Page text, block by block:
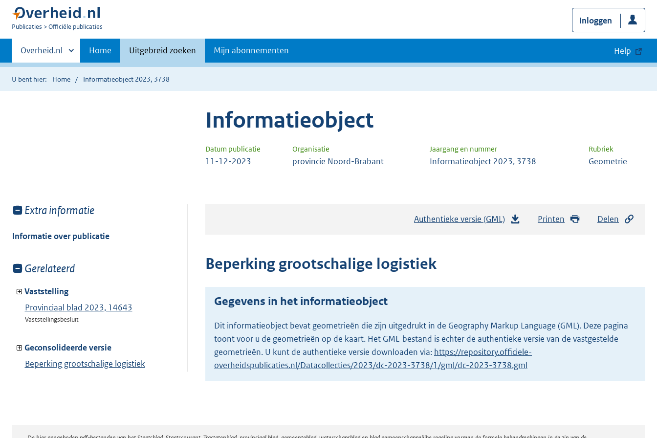
U
Publicaties Officiële publicaties
Inloggen
Primaire
navigatie
Andere
sites
binnen
Overheid.nl Home Uitgebreid zoeken Mijn abonnementen Help
U bent hier: Home Informatieobject 2023, 3738
Informatieobject
Datum publicatie Organisatie Jaargang en nummer Rubriek
11-12-2023 provincie Noord-Brabant Informatieobject 2023, 3738 Geometrie
Toon
van:
Extra informatie
Informatie over publicatie
Toon
van:
Gerelateerd
Vaststelling
Provinciaal blad 2023, 14643
Vaststellingsbesluit
Geconsolideerde versie
Beperking grootschalige logistiek
Authentieke versie (GML)
n
g
r
o
o
Printen Delen
Beperking grootschalige logistiek
Gegevens in het informatieobject
Dit informatieobject bevat geometrieën die zijn uitgedrukt in de Geography Markup Language (GML). Deze pagina
toont voor u de geometrieën op de kaart. Het GML-bestand is echter de authentieke versie van de vastgestelde
geometrieën. U kunt de authentieke versie downloaden via: https://repository.officiele-
overheidspublicaties.nl/Datacollecties/2023/dc-2023-3738/1/gml/dc-2023-3738.gml